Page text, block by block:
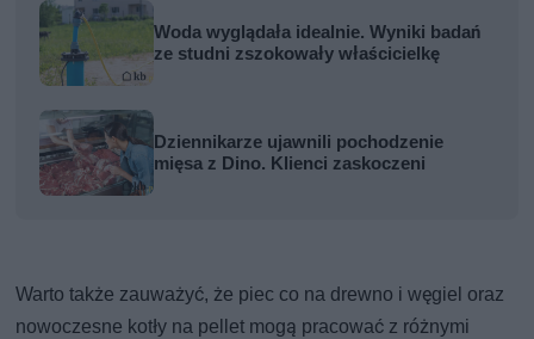
Woda wyglądała idealnie. Wyniki badań
ze studni zszokowały właścicielkę
Dziennikarze ujawnili pochodzenie
mięsa z Dino. Klienci zaskoczeni
Warto także zauważyć, że piec co na drewno i węgiel oraz
nowoczesne kotły na pellet mogą pracować z różnymi